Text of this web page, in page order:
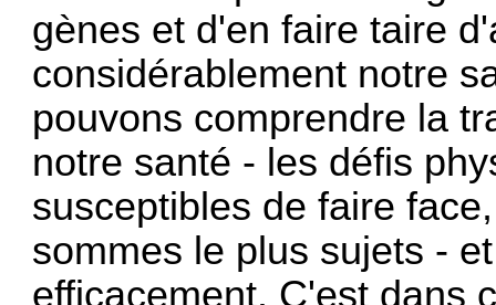
gènes et d'en faire taire
considérablement notre
pouvons comprendre la
notre santé - les défis
susceptibles de faire
sommes le plus sujets -
efficacement. C'est dans